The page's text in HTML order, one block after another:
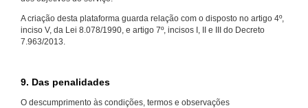
A criação desta plataforma guarda relação com o disposto no artigo 4º,
inciso V, da Lei 8.078/1990, e artigo 7º, incisos I, II e III do Decreto
7.963/2013.
9. Das penalidades
O descumprimento às condições, termos e observações